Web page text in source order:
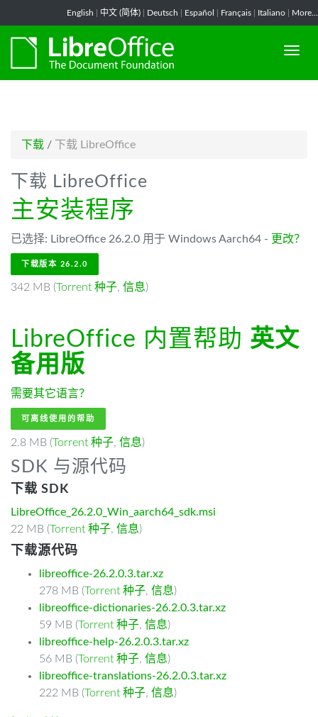
English 中文 (简体) Deutsch Español Français Italiano More...
下载 / 下载 LibreOffice
下载 LibreOffice
主安装程序
已选择: LibreOffice 26.2.0 用于 Windows Aarch64 - 更改？
下载版本 26.2.0
342 MB (Torrent 种子, 信息)
LibreOffice 内置帮助 英文
备用版
需要其它语言？
可离线使用的帮助
2.8 MB (Torrent 种子, 信息)
SDK 与源代码
下载 SDK
LibreOffice_26.2.0_Win_aarch64_sdk.msi
22 MB (Torrent 种子, 信息)
下载源代码
libreoffice-26.2.0.3.tar.xz
278 MB (Torrent 种子, 信息)
libreoffice-dictionaries-26.2.0.3.tar.xz
59 MB (Torrent 种子, 信息)
libreoffice-help-26.2.0.3.tar.xz
56 MB (Torrent 种子, 信息)
libreoffice-translations-26.2.0.3.tar.xz
222 MB (Torrent 种子, 信息)